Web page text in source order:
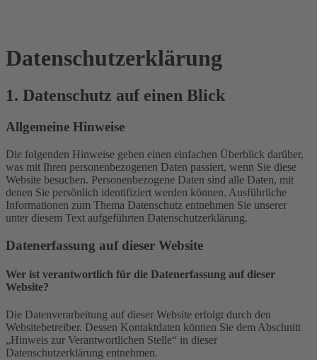
Datenschutz­erklärung
1. Datenschutz auf einen Blick
Allgemeine Hinweise
Die folgenden Hinweise geben einen einfachen Überblick darüber,
was mit Ihren personenbezogenen Daten passiert, wenn Sie diese
Website besuchen. Personenbezogene Daten sind alle Daten, mit
denen Sie persönlich identifiziert werden können. Ausführliche
Informationen zum Thema Datenschutz entnehmen Sie unserer
unter diesem Text aufgeführten Datenschutzerklärung.
Datenerfassung auf dieser Website
Wer ist verantwortlich für die Datenerfassung auf dieser
Website?
Die Datenverarbeitung auf dieser Website erfolgt durch den
Websitebetreiber. Dessen Kontaktdaten können Sie dem Abschnitt
„Hinweis zur Verantwortlichen Stelle“ in dieser
Datenschutzerklärung entnehmen.